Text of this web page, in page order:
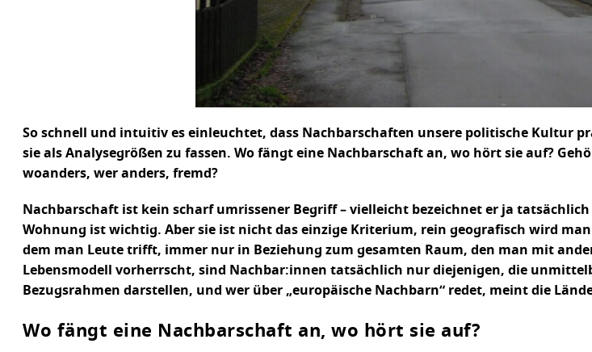
So schnell und intuitiv es einleuchtet, dass Nachbarschaften unsere politische Kultur
sie als Analysegrößen zu fassen. Wo fängt eine Nachbarschaft an, wo hört sie auf?
woanders, wer anders, fremd?
Nachbarschaft ist kein scharf umrissener Begriff – vielleicht bezeichnet er ja
Wohnung ist wichtig. Aber sie ist nicht das einzige Kriterium, rein geografisch wird
dem man Leute trifft, immer nur in Beziehung zum gesamten Raum, den man mit
Lebensmodell vorherrscht, sind Nachbar:innen tatsächlich nur diejenigen, die
Bezugsrahmen darstellen, und wer über „europäische Nachbarn“ redet, meint die
Wo fängt eine Nachbarschaft an, wo hört sie auf?